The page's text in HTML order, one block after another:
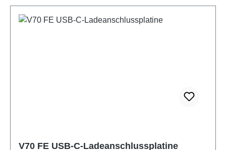
V70 FE USB-C-Ladeanschlussplatine